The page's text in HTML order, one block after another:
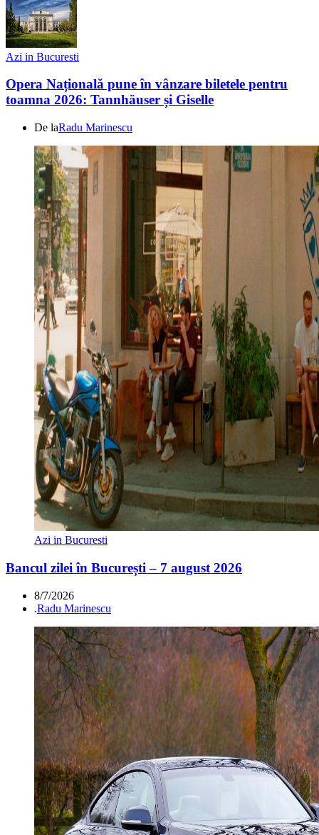
Azi in Bucuresti
Opera Națională pune în vânzare biletele pentru
toamna 2026: Tannhäuser și Giselle
De laRadu Marinescu
Azi in Bucuresti
Bancul zilei în București – 7 august 2026
8/7/2026
.Radu Marinescu